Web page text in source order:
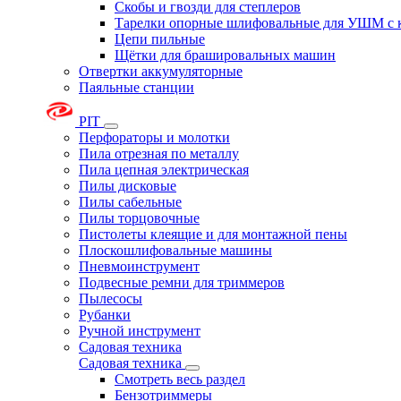
Скобы и гвозди для степлеров
Тарелки опорные шлифовальные для УШМ с
Цепи пильные
Щётки для брашировальных машин
Отвертки аккумуляторные
Паяльные станции
PIT
Перфораторы и молотки
Пила отрезная по металлу
Пила цепная электрическая
Пилы дисковые
Пилы сабельные
Пилы торцовочные
Пистолеты клеящие и для монтажной пены
Плоскошлифовальные машины
Пневмоинструмент
Подвесные ремни для триммеров
Пылесосы
Рубанки
Ручной инструмент
Садовая техника
Садовая техника
Смотреть весь раздел
Бензотриммеры